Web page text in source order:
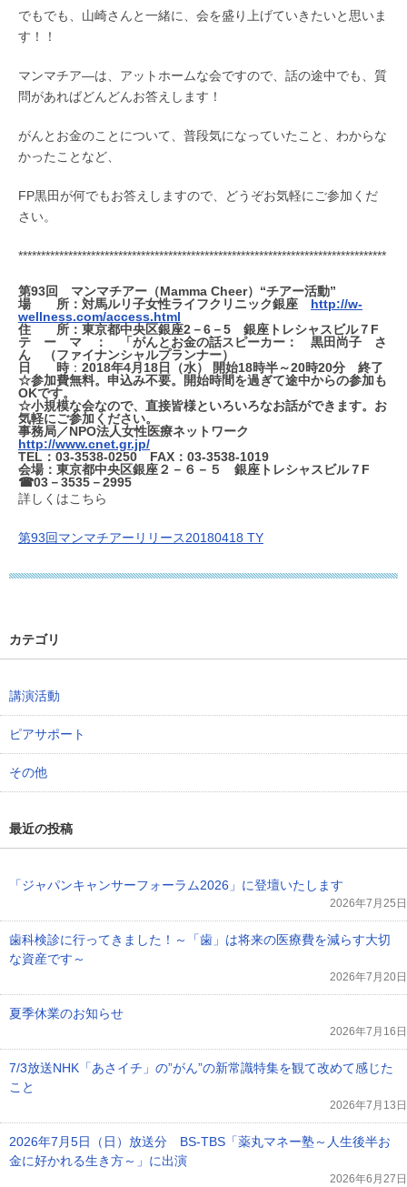
でもでも、山崎さんと一緒に、会を盛り上げていきたいと思いま
す！！
マンマチア―は、アットホームな会ですので、話の途中でも、質
問があればどんどんお答えします！
がんとお金のことについて、普段気になっていたこと、わからな
かったことなど、
FP黒田が何でもお答えしますので、どうぞお気軽にご参加くだ
さい。
*********************************************************************************
第93回 マンマチアー（Mamma Cheer）“チアー活動”
場 所 ：対馬ルリ子女性ライフクリニック銀座 http://w-
wellness.com/access.html
住 所： 東京都中央区銀座2－6－5 銀座トレシャスビル７F
テ ー マ ： 「がんとお金の話スピーカー： 黒田尚子 さ
ん （ファイナンシャルプランナー）
日 時 ： 2018年4月18日
（水） 開始18時半～20時20分 終了
☆参加費無料。申込み不要。開始時間を過ぎて途中からの参加も
OKです。
☆小規模な会なので、直接皆様といろいろなお話ができます。お
気軽にご参加ください。
事務局／NPO法人女性医療ネットワーク
http://www.cnet.gr.jp/
TEL：03-3538-0250 FAX：03-3538-1019
会場： 東京都中央区銀座２－６－５ 銀座トレシャスビル７F
☎03－3535－2995
詳しくはこちら
第93回マンマチアーリリース20180418 TY
カテゴリ
講演活動
ピアサポート
その他
最近の投稿
「ジャパンキャンサーフォーラム2026」に登壇いたします
2026年7月25日
歯科検診に行ってきました！～「歯」は将来の医療費を減らす大切
な資産です～
2026年7月20日
夏季休業のお知らせ
2026年7月16日
7/3放送NHK「あさイチ」の”がん”の新常識特集を観て改めて感じた
こと
2026年7月13日
2026年7月5日（日）放送分 BS-TBS「薬丸マネー塾～人生後半お
金に好かれる生き方～」に出演
2026年6月27日